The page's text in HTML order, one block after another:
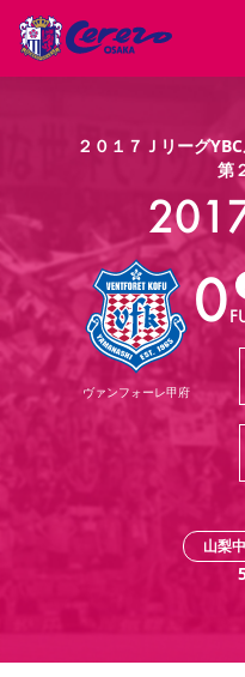
試合日程 / 結果 順位表
チームについて
選手・スタッフ スケジュール
アカデミー ハナサカプレーヤ
チケット
チケット情報 販売スケジュー
シーズンシート 法人シーズン
特定興行入場券 譲渡サービス
観戦ガイド
キッズ向け
観戦マナー&ルール
ビジター
スタジアム
YANMAR HANASAKA STADIUM
クラブを知る
セレッソ大阪について
クラブ紹介 シーズン記
セレッ
セレッソアイデアちょうだいな
Lise（ライセンスビジネス）
ファンクラブ
ファンクラブ
SAKURA
まいセレチケット
ニュース
チケ
ス
レディース
２０１７Ｊリーグ
第
ヴァンフォーレ甲府
0
山梨